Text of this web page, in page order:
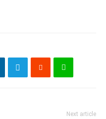
Next article